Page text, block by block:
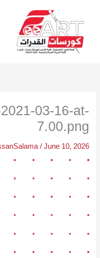
03-16-at-
7.00.png
/ June 10, 2026